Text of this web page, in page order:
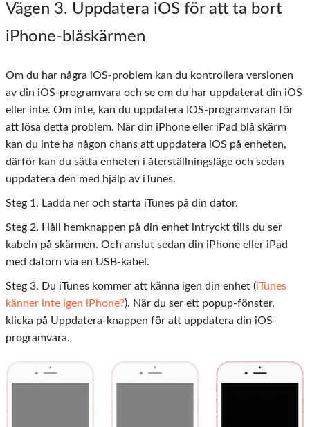
Vägen 3. Uppdatera iOS för att ta bort
iPhone-blåskärmen
Om du har några iOS-problem kan du kontrollera versionen
av din iOS-programvara och se om du har uppdaterat din iOS
eller inte. Om inte, kan du uppdatera IOS-programvaran för
att lösa detta problem. När din iPhone eller iPad blå skärm
kan du inte ha någon chans att uppdatera iOS på enheten,
därför kan du sätta enheten i återställningsläge och sedan
uppdatera den med hjälp av iTunes.
Steg 1. Ladda ner och starta iTunes på din dator.
Steg 2. Håll hemknappen på din enhet intryckt tills du ser
kabeln på skärmen. Och anslut sedan din iPhone eller iPad
med datorn via en USB-kabel.
Steg 3. Du iTunes kommer att känna igen din enhet (iTunes
känner inte igen iPhone?). När du ser ett popup-fönster,
klicka på Uppdatera-knappen för att uppdatera din iOS-
programvara.